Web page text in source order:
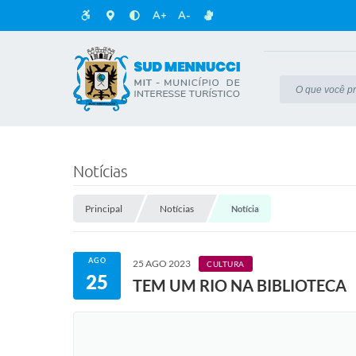
A+ A-
Notícias
Principal Notícias Notícia
AGO
25
25 AGO 2023 CULTURA
TEM UM RIO NA BIBLIOTECA